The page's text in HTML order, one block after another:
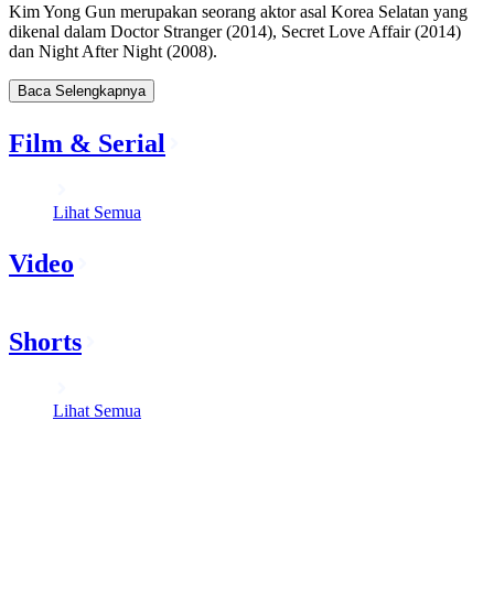
Kim Yong Gun merupakan seorang aktor asal Korea Selatan yang
dikenal dalam Doctor Stranger (2014), Secret Love Affair (2014)
dan Night After Night (2008).
Baca Selengkapnya
Film & Serial
Lihat Semua
Video
Shorts
Lihat Semua